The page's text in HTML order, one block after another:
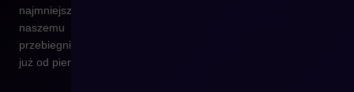
najmniejsze zakłócenia w codziennej sprzedaży. Dzięki
naszemu doświadczeniu masz pewność, że migracja
przebiegnie sprawnie i przyniesie realne korzyści biznesowe
już od pierwszego dnia po wdrożeniu.